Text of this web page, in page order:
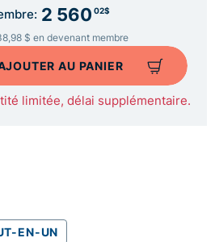
2 560 02$
$ en devenant membre
AU PANIER
limitée, délai supplémentaire.
EN-UN